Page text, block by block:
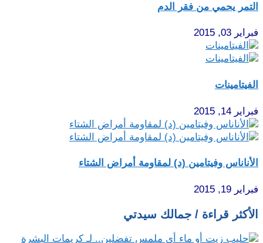
التمر يحمي من فقر الدم
فبراير 03, 2015
الفيتامينات
فبراير 14, 2015
الأناناس وفيتامين (د) لمقاومة أمراض الشتاء
فبراير 19, 2015
الأكثر قراءة / جمالك سيدتي